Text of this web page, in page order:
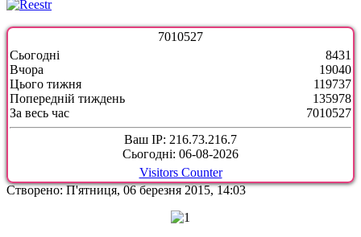
7010527
Сьогодні
Вчора
Цього тижня
Попередній тиждень
За весь час
8431
19040
119737
135978
7010527
Ваш IP: 216.73.216.7
Сьогодні: 06-08-2026
Visitors Counter
Створено: П'ятниця, 06 березня 2015, 14:03